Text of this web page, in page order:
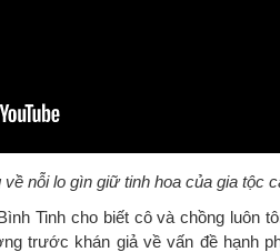
về nỗi lo gìn giữ tinh hoa của gia tộc
Tinh cho biết cô và chồng luôn
trước khán giả về vấn đề hạnh